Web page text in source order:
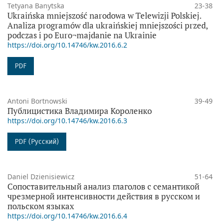
Tetyana Banytska 23-38
Ukraińska mniejszość narodowa w Telewizji Polskiej.
Analiza programów dla ukraińskiej mniejszości przed,
podczas i po Euro¬majdanie na Ukrainie
https://doi.org/10.14746/kw.2016.6.2
PDF
Antoni Bortnowski 39-49
Публицистика Владимира Короленко
https://doi.org/10.14746/kw.2016.6.3
PDF (Русский)
Daniel Dzienisiewicz 51-64
Сопоставительный анализ глаголов с семантикой
чрезмерной интенсивности действия в русском и
польском языках
https://doi.org/10.14746/kw.2016.6.4